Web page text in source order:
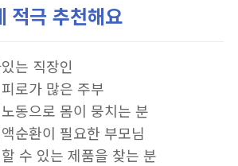
적극 추천해요
는 직장인
로가 많은 주부
동으로 몸이 뭉치는 분
순환이 필요한 부모님
수 있는 제품을 찾는 분